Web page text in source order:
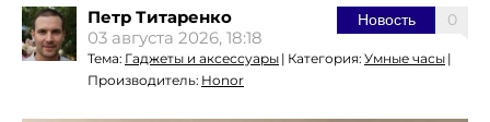
0
Новость
Петр Титаренко
03 августа 2026, 18:18
Тема: Гаджеты и аксессуары | Категория: Умные часы |
Производитель: Honor